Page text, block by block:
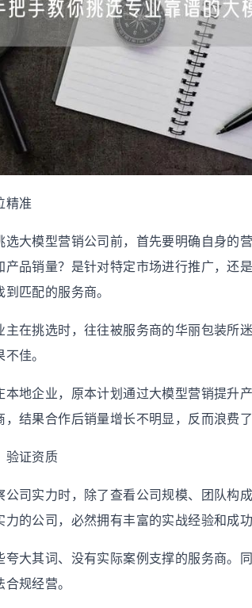
精准
选大模型营销公司前，首先要明确自身的
产品销量？是针对特定市场进行推广，还
匹配的服务商。
主在挑选时，往往被服务商的华丽包装所
佳。
本地企业，原本计划通过大模型营销提升
结果合作后销量增长不明显，反而浪费了
验证资质
公司实力时，除了查看公司规模、团队构
的公司，必然拥有丰富的实战经验和成功
夸大其词、没有实际案例支撑的服务商。
规经营。